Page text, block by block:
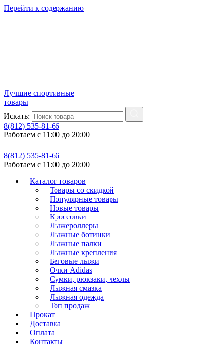
Перейти к содержанию
Лучшие спортивные
товары
Искать:
8(812) 535-81-66
Работаем с 11:00 до 20:00
8(812) 535-81-66
Работаем с 11:00 до 20:00
Каталог товаров
Товары со скидкой
Популярные товары
Новые товары
Кроссовки
Лыжероллеры
Лыжные ботинки
Лыжные палки
Лыжные крепления
Беговые лыжи
Очки Adidas
Сумки, рюкзаки, чехлы
Лыжная смазка
Лыжная одежда
Топ продаж
Прокат
Доставка
Оплата
Контакты